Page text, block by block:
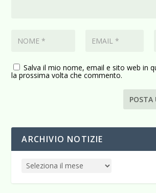
Salva il mio nome, email e sito web in
la prossima volta che commento.
ARCHIVIO NOTIZIE